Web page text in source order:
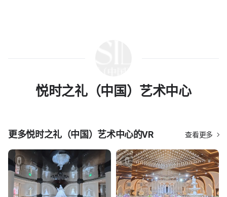
悦时之礼（中国）艺术中心
更多悦时之礼（中国）艺术中心的VR 查看更多